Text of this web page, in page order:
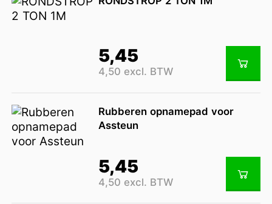
5,45
4,50 excl. BTW
Rubberen opnamepad voor
Assteun
5,45
4,50 excl. BTW